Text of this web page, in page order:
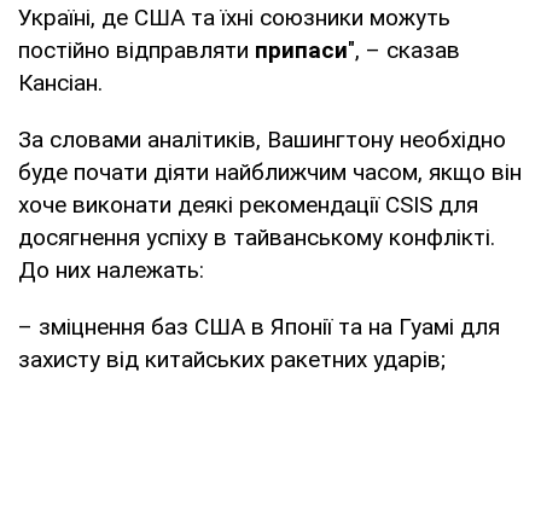
Україні, де США та їхні союзники можуть
постійно відправляти припаси", – сказав
Кансіан.
За словами аналітиків, Вашингтону необхідно
буде почати діяти найближчим часом, якщо він
хоче виконати деякі рекомендації CSIS для
досягнення успіху в тайванському конфлікті.
До них належать:
– зміцнення баз США в Японії та на Гуамі для
захисту від китайських ракетних ударів;